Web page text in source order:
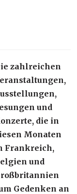
zahlreichen
und
die in
Monaten
Frankreich,
und
Gedenken an